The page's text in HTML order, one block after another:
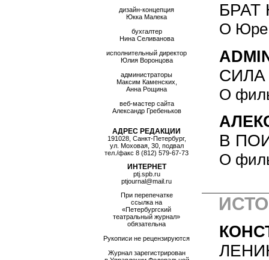
дизайн-концепция
Юкка Малека
бухгалтер
Нина Селиванова
исполнительный директор
Юлия Воронцова
администраторы
Максим Каменских,
Анна Рощина
веб-мастер сайта
Александр Гребеньков
АДРЕС РЕДАКЦИИ
191028, Санкт-Петербург,
ул. Моховая, 30, подвал
тел./факс 8 (812) 579-67-73
ИНТЕРНЕТ
ptj.spb.ru
ptjournal@mail.ru
При перепечатке
ссылка на
«Петербургский
театральный журнал»
обязательна
Рукописи не рецензируются
Журнал зарегистрирован
О Юре
О
В
О